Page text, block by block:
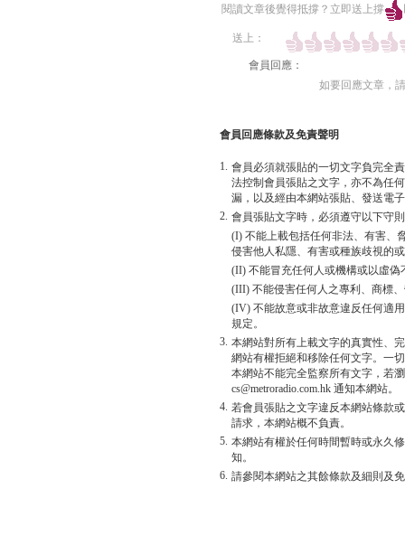
閱讀文章後覺得抵撐？立即送上撐
送上：
會員回應：
如要回應文章，
會員回應條款及免責聲明
1. 會員必須就張貼的一切文字負完全
法控制會員張貼之文字，亦不為任
漏，以及經由本網站張貼、發送電
2. 會員張貼文字時，必須遵守以下守
(I) 不能上載包括任何非法、有害、
侵害他人私隱、有害或種族歧視的
(II) 不能冒充任何人或機構或以虛
(III) 不能侵害任何人之專利、商標
(IV) 不能故意或非故意違反任何適
規定。
3. 本網站對所有上載文字的真實性、
網站有權拒絕和移除任何文字。一
本網站不能完全監察所有文字，若
cs@metroradio.com.hk 通知本網站。
4. 若會員張貼之文字違反本網站條款
請求，本網站概不負責。
5. 本網站有權於任何時間暫時或永久
知。
6. 請參閱本網站之其餘條款及細則及